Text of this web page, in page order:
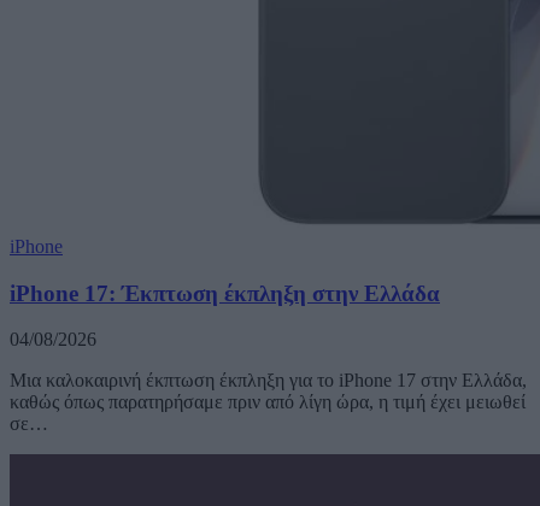
iPhone
iPhone 17: Έκπτωση έκπληξη στην Ελλάδα
04/08/2026
Μια καλοκαιρινή έκπτωση έκπληξη για το iPhone 17 στην Ελλάδα,
καθώς όπως παρατηρήσαμε πριν από λίγη ώρα, η τιμή έχει μειωθεί
σε…